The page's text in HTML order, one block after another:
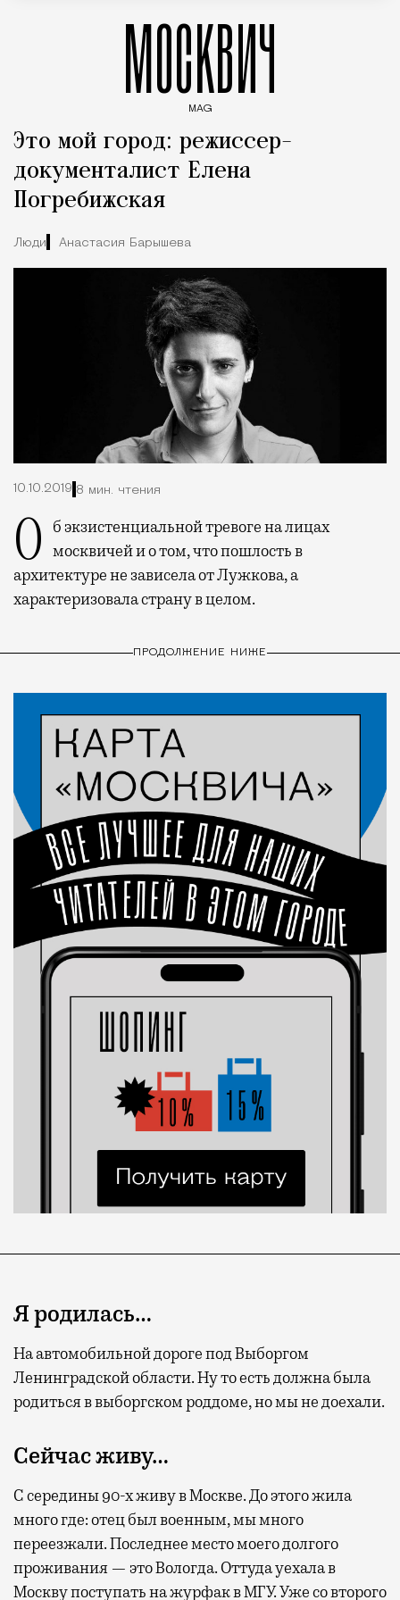
МОСКВИЧ
MAG
Это мой город: режиссер-
документалист Елена
Погребижская
Люди Анастасия Барышева
10.10.2019 8 мин. чтения
Об экзистенциальной тревоге на лицах москвичей и о том, что пошлость в
архитектуре не зависела от Лужкова, а
характеризовала страну в целом.
ПРОДОЛЖЕНИЕ НИЖЕ
Я родилась…
На автомобильной дороге под Выборгом
Ленинградской области. Ну то есть должна была
родиться в выборгском роддоме, но мы не доехали.
Сейчас живу…
С середины 90-х живу в Москве. До этого жила
много где: отец был военным, мы много
переезжали. Последнее место моего долгого
проживания — это Вологда. Оттуда уехала в
Москву поступать на журфак в МГУ. Уже со второго